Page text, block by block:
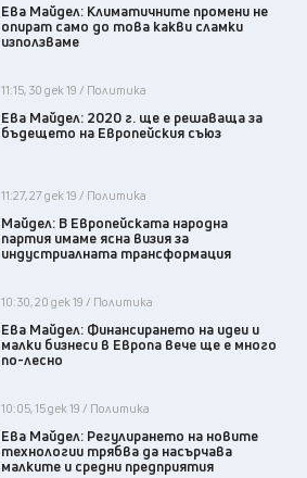
Ева Майдел: Климатичните промени не
опират само до това какви сламки
използваме
11:15, 30 дек 19 / Политика
Ева Майдел: 2020 г. ще е решаваща за
бъдещето на Европейския съюз
11:27, 27 дек 19 / Политика
Майдел: В Европейската народна
партия имаме ясна визия за
индустриалната трансформация
10:30, 20 дек 19 / Политика
Ева Майдел: Финансирането на идеи и
малки бизнеси в Европа вече ще е много
по-лесно
10:05, 15 дек 19 / Политика
Ева Майдел: Регулирането на новите
технологии трябва да насърчава
малките и средни предприятия